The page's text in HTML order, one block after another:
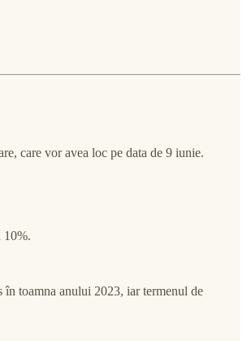
care vor avea loc pe data de 9 iunie.
10%.
toamna anului 2023, iar termenul de